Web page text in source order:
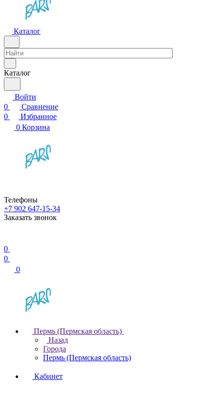
Каталог
Каталог
Войти
0
Сравнение
0
Избранное
0 Корзина
Телефоны
+7 902 647-15-34
Заказать звонок
0
0
0
Пермь (Пермская область)
Назад
Города
Пермь (Пермская область)
Кабинет